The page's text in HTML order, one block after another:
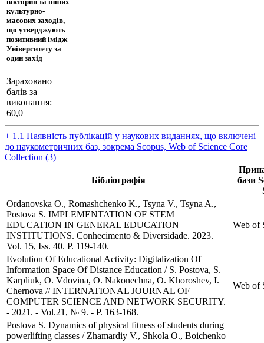
культурно-
масових заходів,
що утверджують
позитивний імідж
Університету за
один захід
Зараховано
балів за
виконання:
60,0
—
+ 1.1 Наявність публікацій у наукових виданнях, що включені
до наукометричних баз, зокрема Scopus, Web of Science Core
Collection (3)
Бібліографія
бази
Ordanovska O., Romashchenko K., Tsyna V., Tsyna A.,
Postova S. IMPLEMENTATION OF STEM
EDUCATION IN GENERAL EDUCATION
INSTITUTIONS. Conhecimento & Diversidade. 2023.
Vol. 15, Iss. 40. Р. 119-140.
Web of
Evolution Of Educational Activity: Digitalization Of
Information Space Of Distance Education / S. Postova, S.
Karpliuk, O. Vdovina, O. Nakonechna, O. Khoroshev, I.
Chernova // INTERNATIONAL JOURNAL OF
COMPUTER SCIENCE AND NETWORK SECURITY.
- 2021. - Vol.21, № 9. - P. 163-168.
Web of
Postova S. Dynamics of physical fitness of students during
powerlifting classes / Zhamardiy V., Shkola O., Boichenko